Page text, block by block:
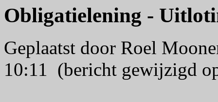
Obligatielening -
Geplaatst door Roel
10:11 (bericht gewijzigd